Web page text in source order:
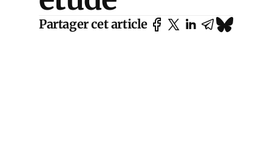
Partager cet article